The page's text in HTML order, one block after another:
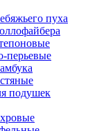
пуха
перьевые
подушек